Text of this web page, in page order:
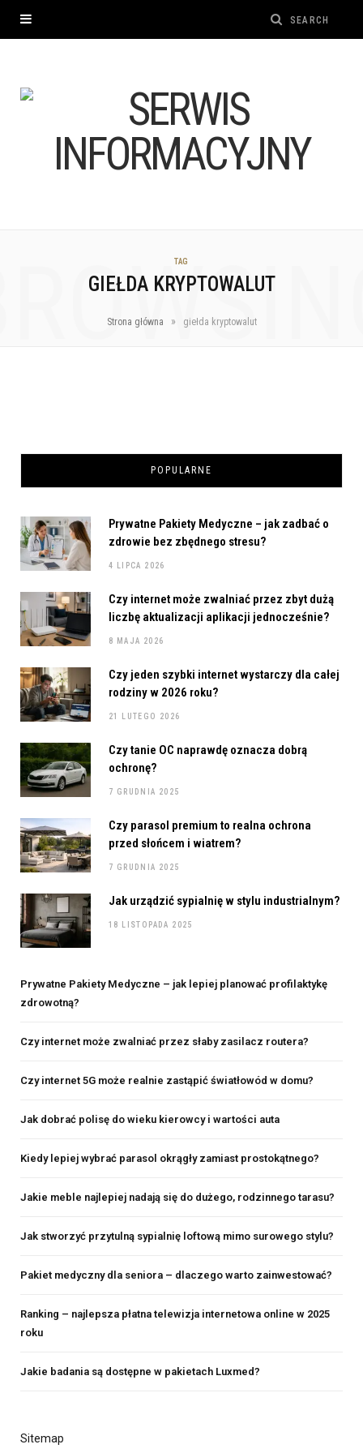
TAG
GIEŁDA KRYPTOWALUT
Strona główna » giełda kryptowalut
POPULARNE
Prywatne Pakiety Medyczne – jak zadbać o
zdrowie bez zbędnego stresu?
4 LIPCA 2026
Czy internet może zwalniać przez zbyt dużą
liczbę aktualizacji aplikacji jednocześnie?
8 MAJA 2026
Czy jeden szybki internet wystarczy dla całej
rodziny w 2026 roku?
21 LUTEGO 2026
Czy tanie OC naprawdę oznacza dobrą
ochronę?
7 GRUDNIA 2025
Czy parasol premium to realna ochrona
przed słońcem i wiatrem?
7 GRUDNIA 2025
Jak urządzić sypialnię w stylu industrialnym?
18 LISTOPADA 2025
Prywatne Pakiety Medyczne – jak lepiej planować profilaktykę
zdrowotną?
Czy internet może zwalniać przez słaby zasilacz routera?
Czy internet 5G może realnie zastąpić światłowód w domu?
Jak dobrać polisę do wieku kierowcy i wartości auta
Kiedy lepiej wybrać parasol okrągły zamiast prostokątnego?
Jakie meble najlepiej nadają się do dużego, rodzinnego tarasu?
Jak stworzyć przytulną sypialnię loftową mimo surowego stylu?
Pakiet medyczny dla seniora – dlaczego warto zainwestować?
Ranking – najlepsza płatna telewizja internetowa online w 2025
roku
Jakie badania są dostępne w pakietach Luxmed?
Sitemap